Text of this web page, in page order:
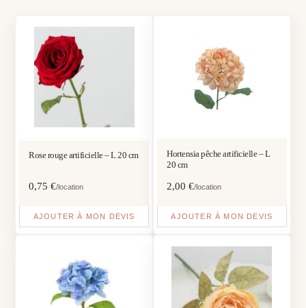
Rose rouge artificielle – L 20 cm
0,75€/location
AJOUTER À MON DEVIS
Hortensia pêche artificielle – L
20 cm
2,00 €/location
AJOUTER À MON DEVIS